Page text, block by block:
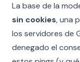
La base de la
sin cookies, una
los servidores de
denegado el